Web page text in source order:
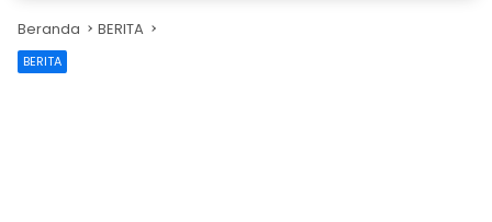
Beranda BERITA
BERITA